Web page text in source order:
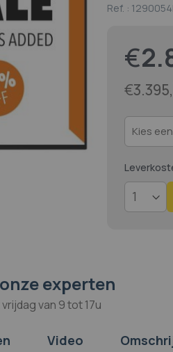
Ref. :
Prijs
€
€3.395,
experten
van 9 tot 17u
Video